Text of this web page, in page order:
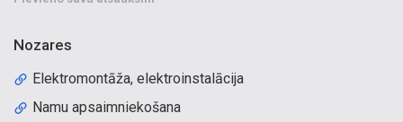
Nozares
Elektromontāža, elektroinstalācija
Namu apsaimniekošana